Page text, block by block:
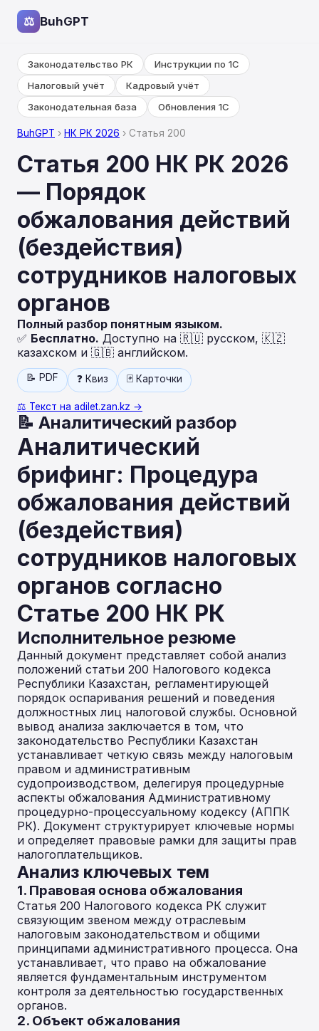
⚖ BuhGPT
Законодательство РК
Инструкции по 1С
Налоговый учёт
Кадровый учёт
Законодательная база
Обновления 1С
BuhGPT › НК РК 2026 › Статья 200
Статья 200 НК РК 2026
— Порядок
обжалования действий
(бездействия)
сотрудников налоговых
органов
Полный разбор понятным языком.
✅ Бесплатно. Доступно на 🇷🇺 русском, 🇰🇿
казахском и 🇬🇧 английском.
📝 PDF ❓ Квиз 🃏 Карточки
⚖️ Текст на adilet.zan.kz →
📝 Аналитический разбор
Аналитический
брифинг: Процедура
обжалования действий
(бездействия)
сотрудников налоговых
органов согласно
Статье 200 НК РК
Исполнительное резюме
Данный документ представляет собой анализ
положений статьи 200 Налогового кодекса
Республики Казахстан, регламентирующей
порядок оспаривания решений и поведения
должностных лиц налоговой службы. Основной
вывод анализа заключается в том, что
законодательство Республики Казахстан
устанавливает четкую связь между налоговым
правом и административным
судопроизводством, делегируя процедурные
аспекты обжалования Административному
процедурно-процессуальному кодексу (АППК
РК). Документ структурирует ключевые нормы
и определяет правовые рамки для защиты прав
налогоплательщиков.
Анализ ключевых тем
1. Правовая основа обжалования
Статья 200 Налогового кодекса РК служит
связующим звеном между отраслевым
налоговым законодательством и общими
принципами административного процесса. Она
устанавливает, что право на обжалование
является фундаментальным инструментом
контроля за деятельностью государственных
органов.
2. Объект обжалования